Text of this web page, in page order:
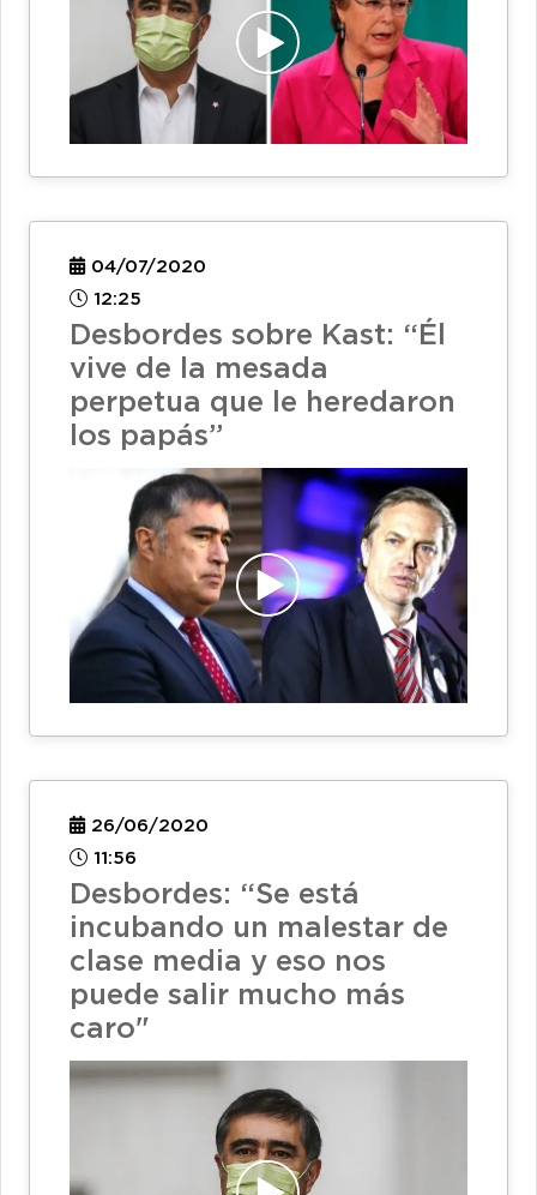
04/07/2020
12:25
Desbordes sobre Kast: “Él
vive de la mesada
perpetua que le heredaron
los papás”
26/06/2020
11:56
Desbordes: “Se está
incubando un malestar de
clase media y eso nos
puede salir mucho más
caro"